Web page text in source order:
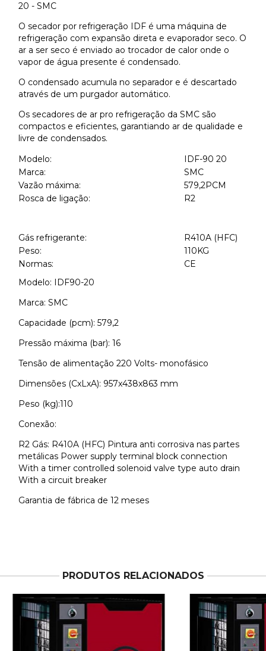
20 - SMC
O secador por refrigeração IDF é uma máquina de
refrigeração com expansão direta e evaporador seco. O
ar a ser seco é enviado ao trocador de calor onde o
vapor de água presente é condensado.
O condensado acumula no separador e é descartado
através de um purgador automático.
Os secadores de ar pro refrigeração da SMC são
compactos e eficientes, garantiando ar de qualidade e
livre de condensados.
Modelo:
IDF-90 20
Marca:
SMC
Vazão máxima:
579,2PCM
Rosca de ligação:
R2
Gás refrigerante:
R410A (HFC)
Peso:
110KG
Normas:
CE
Modelo: IDF90-20
Marca: SMC
Capacidade (pcm): 579,2
Pressão máxima (bar): 16
Tensão de alimentação 220 Volts- monofásico
Dimensões (CxLxA): 957x438x863 mm
Peso (kg):110
Conexão:
R2 Gás: R410A (HFC) Pintura anti corrosiva nas partes
metálicas Power supply terminal block connection
With a timer controlled solenoid valve type auto drain
With a circuit breaker
Garantia de fábrica de 12 meses
PRODUTOS RELACIONADOS